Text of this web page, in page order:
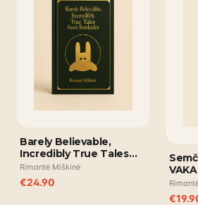
Barely Believable,
Incredibly True Tales
from Semkador
Rimantė Miškinė
€24.90
€